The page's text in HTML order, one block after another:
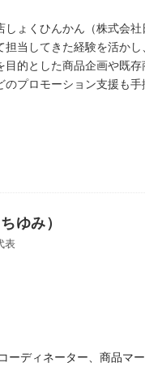
ょくひんかん（株式会
担当してきた経験を活か
目的とした商品企画や既
のプロモーション支援も
を市場に届ける幅広い相
ゆみ）
表
ーディネーター、商品マ